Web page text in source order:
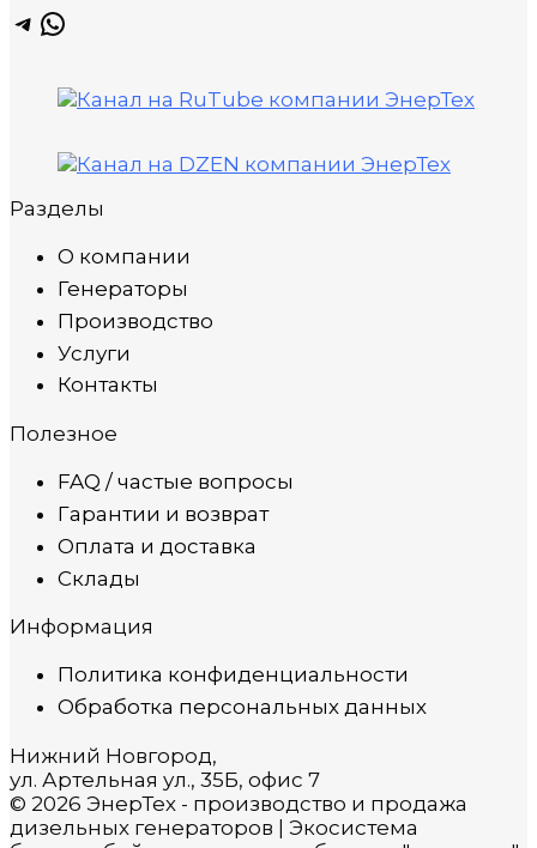
Telegram
WhatsApp
Разделы
О компании
Генераторы
Производство
Услуги
Контакты
Полезное
FAQ / частые вопросы
Гарантии и возврат
Оплата и доставка
Склады
Информация
Политика конфиденциальности
Обработка персональных данных
Нижний Новгород,
ул. Артельная ул., 35Б, офис 7
© 2026 ЭнерТех - производство и продажа
дизельных генераторов | Экосистема